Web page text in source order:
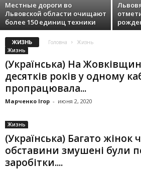
Местные дороги во
Львовской области очищают
более 150 единиц техники
ЖИЗНЬ Головна
Жизнь
Жизнь
(Українська) На
десятків років у одному
пропрацювала...
Марченко Ігор - июня 2, 2020
Жизнь
(Українська) Багато жінок
обставини змушені були
заробітки....